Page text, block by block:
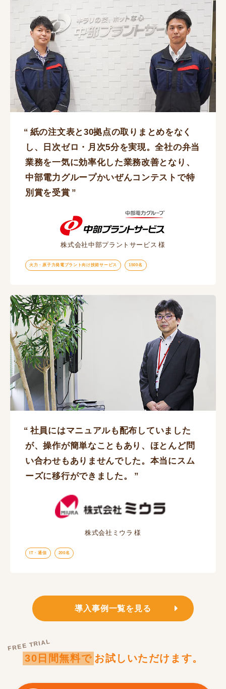
紙の注文表と30拠点の取りまとめをなく
し、日次ゼロ・月次5分を実現。全社の弁当
業務を一気に効率化した業務改善となり、
中部電力グループかいぜんコンテストで特
別賞を受賞
株式会社中部プラントサービス
火力・原子力発電プラント向け技術サービス 1500名
社員にはマニュアルも配布していました
が、操作が簡単なこともあり、ほとんど問
い合わせもありませんでした。本当にスム
ーズに移行ができました。
株式会社ミウラ
IT・通信 200名
導入事例一覧を見る
30日間無料で お試しいただけます。
FREE TRIAL